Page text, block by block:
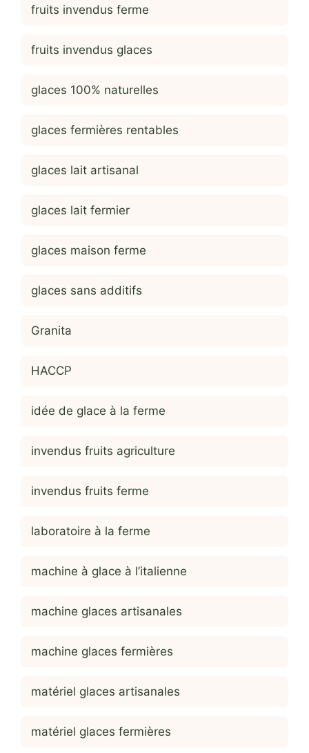
fruits invendus ferme
fruits invendus glaces
glaces 100% naturelles
glaces fermières rentables
glaces lait artisanal
glaces lait fermier
glaces maison ferme
glaces sans additifs
Granita
HACCP
idée de glace à la ferme
invendus fruits agriculture
invendus fruits ferme
laboratoire à la ferme
machine à glace à l’italienne
machine glaces artisanales
machine glaces fermières
matériel glaces artisanales
matériel glaces fermières